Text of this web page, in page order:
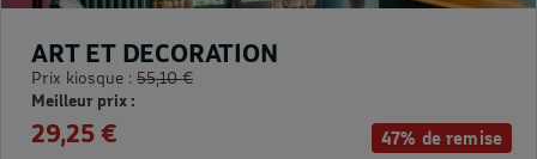
47% de remise
ART ET DECORATION
Prix kiosque : 55,10 €
Meilleur prix :
29,25 €